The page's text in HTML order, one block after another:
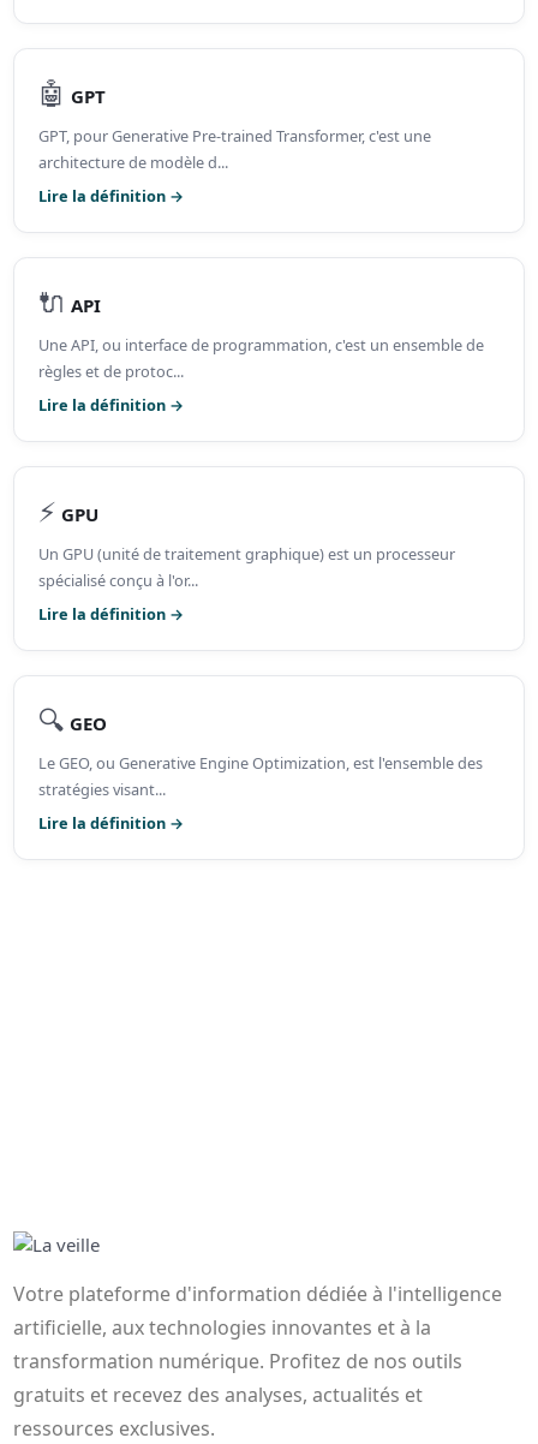
🤖 GPT
GPT, pour Generative Pre-trained Transformer, c'est une
architecture de modèle d...
Lire la définition →
🔌 API
Une API, ou interface de programmation, c'est un ensemble de
règles et de protoc...
Lire la définition →
⚡ GPU
Un GPU (unité de traitement graphique) est un processeur
spécialisé conçu à l'or...
Lire la définition →
🔍 GEO
Le GEO, ou Generative Engine Optimization, est l'ensemble des
stratégies visant...
Lire la définition →
Votre plateforme d'information dédiée à l'intelligence
artificielle, aux technologies innovantes et à la
transformation numérique. Profitez de nos outils
gratuits et recevez des analyses, actualités et
ressources exclusives.